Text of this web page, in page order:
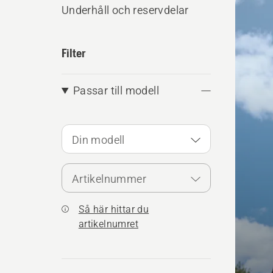
Underhåll och reservdelar
Filter
Passar till modell
Din modell
Artikelnummer
Så här hittar du
artikelnumret